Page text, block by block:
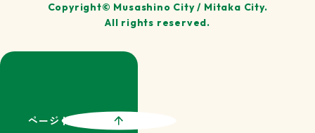
Copyright© Musashino City / Mitaka City.
All rights reserved.
ページトップ